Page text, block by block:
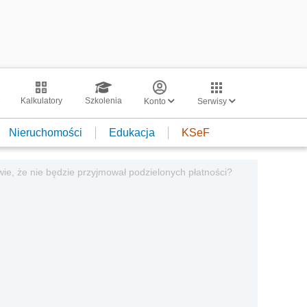
Kalkulatory Szkolenia Konto Serwisy
Nieruchomości Edukacja KSeF
że nie będzie przyjmował podzielonych płatności?